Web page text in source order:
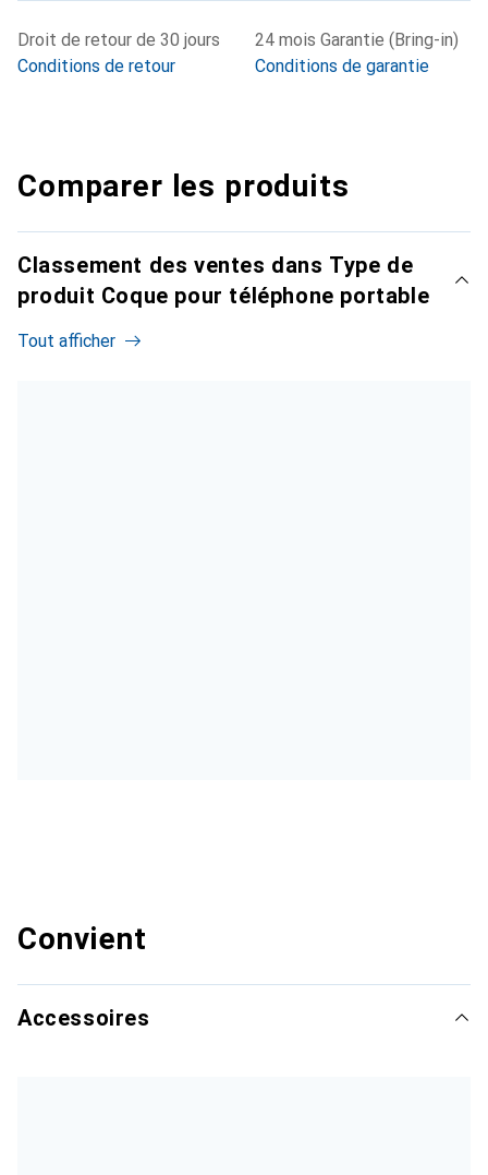
Droit de retour de 30 jours
Conditions de retour
24 mois Garantie (Bring-in)
Conditions de garantie
Comparer les produits
Classement des ventes dans Type de
produit Coque pour téléphone portable
Tout afficher
Convient
Accessoires